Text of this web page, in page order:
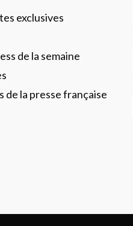
exclusives
de la semaine
de la presse française